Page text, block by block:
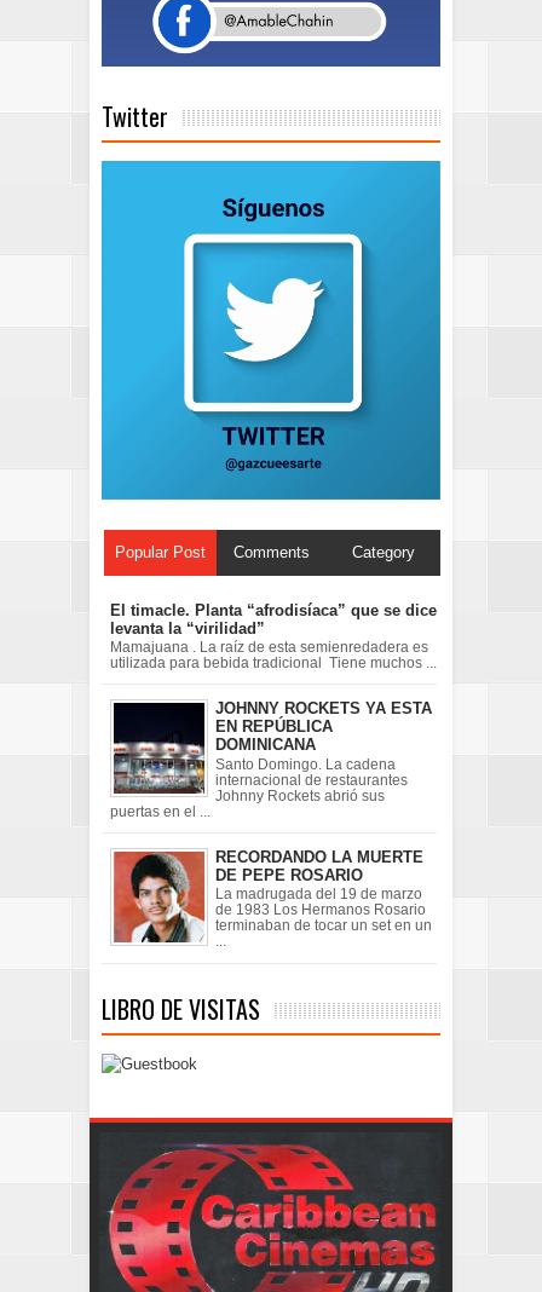
Twitter
Popular Post Comments Category
El timacle. Planta “afrodisíaca” que se dice
levanta la “virilidad”
Mamajuana . La raíz de esta semienredadera es
utilizada para bebida tradicional Tiene muchos ...
JOHNNY ROCKETS YA ESTA
EN REPÚBLICA
DOMINICANA
Santo Domingo. La cadena
internacional de restaurantes
Johnny Rockets abrió sus
puertas en el ...
RECORDANDO LA MUERTE
DE PEPE ROSARIO
La madrugada del 19 de marzo
de 1983 Los Hermanos Rosario
terminaban de tocar un set en un
...
LIBRO DE VISITAS